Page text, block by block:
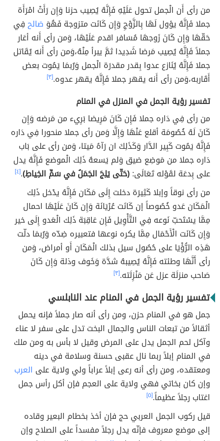
من رأى أَن الْجمل تحول عَلَيْهِ فَإِنَّهُ يُصِيب حزنا وَإِن رَأَتْ امْرَأَة
جملا فَإِنَّهُ يؤول لَهَا بِالزَّوْجِ وَإِن كَانَت متزوجة فَهُوَ صَالحفِي
حَقّهَا وَإِن كَانَ زَوجهَا مُسَافر اقدم عَلَيْهَا، وَمن رأى أَنه أعَار
جملاً فَإِنَّهُ يُصِيب مَرضا شَدِيدا ثمَّ يبرأ مِنْهُ،وَمن رأى أَنه يُقَاتل
جملا فَإِنَّهُ يُنَازع عدوا بِقدر مقدرَة الْجمل وَرُبمَا يَمُوت بعض
أَقَاربه،وَمن رأى أَنه يقهر جملا فَإِنَّهُ يقهر عدوه.[٣]
تفسير رؤية الجمل في المنزل في المنام
من رأى فِي دَاره جملا فَإِن كَانَ مَرِيضا بَرِيء من مَرضه وَإِن
كَانَ لَهُ خُصُومَة أقلع عَنْهَا وَإِلَّا وَمن رأى جملا منحورا فِي دَاره
فَإِنَّهُ يَمُوت كَبِير الدَّار وَكَذَلِكَ ان رَآهُ مَيتا، وَمن رأى على بَاب
دَاره جملا من مَوضِع ضيق وَلم يَسعهُ ذَلِك الْموضع فَإِنَّهُ يدل
على بِدعَة لقَوْله تَعَالَى:(حَتّى يَلِجَ الجَمَلُ في سَمِّ الخِياطِ).[٤]
من رأى نوقاً وإبلا كَثِيرَة دخلت إِلَى مَكَان فَإِنَّهُ يدْخل ذَلِك
الْمَكَان عَدو خُصُوصاً إن كَانَت عُرْيَانَة وَإِن كَانَ عَلَيْهَا احمال
مِمَّا يسْتَحبّ نَوعه فِي التَّأْوِيل فَإِن عَاقِبَة ذَلِك الْعَدو إِلَى خير
وَإِن كَانَت الْأَحْمَال مِمَّا يكره نوعها فتعبيره ضِدّه وَرُبمَا دلّت
هَذِه الرُّؤْيَا على حُصُول سيل بذلك الْمَكَان أَو أمراض، وَمن
رأى أَنَّهَا وطئته فَإِنَّهُ يُصِيبهُ شدَّة وَخَوف وذلة وَإِن كَانَ
صَاحب منزلَة عزل عَن مَنْزِلَته.[٣]
تفسير رؤية الجمل في المنام عند النابلسي
جمل هو في المنام حزن، ومن رأى أنه صار جملاً فإنه يحمل
أثقالاً من تبعات الناس والجمال البخت تدل على سفر لا عناء
وآكل لحم الجمل يدل على المرض وقيل لا بأس به ومن ملك
في المنام إبلاً ربما نال عقبى حسنة وسلامة في دينه
ومعتقده، ومن رأى أنه رعى إبلاً عراباً ولي ولاية على العرب
وإن كان بخاتي فهي ولاية على العجم فإن أكل رأس جمل
اغتاب رجلاً عظيماً.[٥]
قيل ركوب الجمل العربي حج فإن أخذ بخطام البعير وقاده
إلى موضع معروف فإنّه يدل رجلاً مفسداً على الصلاح وإن